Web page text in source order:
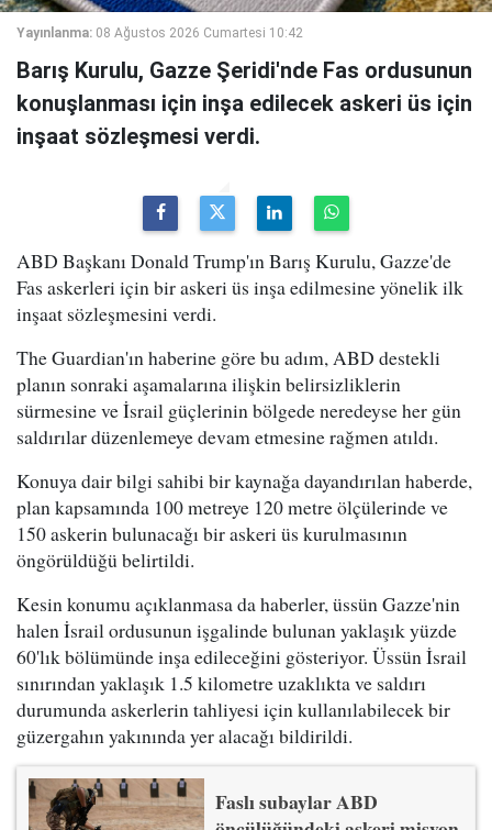
Yayınlanma: 08 Ağustos 2026 Cumartesi 10:42
Barış Kurulu, Gazze Şeridi'nde Fas ordusunun
konuşlanması için inşa edilecek askeri üs için
inşaat sözleşmesi verdi.
ABD Başkanı Donald Trump'ın Barış Kurulu, Gazze'de
Fas askerleri için bir askeri üs inşa edilmesine yönelik ilk
inşaat sözleşmesini verdi.
The Guardian'ın haberine göre bu adım, ABD destekli
planın sonraki aşamalarına ilişkin belirsizliklerin
sürmesine ve İsrail güçlerinin bölgede neredeyse her gün
saldırılar düzenlemeye devam etmesine rağmen atıldı.
Konuya dair bilgi sahibi bir kaynağa dayandırılan haberde,
plan kapsamında 100 metreye 120 metre ölçülerinde ve
150 askerin bulunacağı bir askeri üs kurulmasının
öngörüldüğü belirtildi.
Kesin konumu açıklanmasa da haberler, üssün Gazze'nin
halen İsrail ordusunun işgalinde bulunan yaklaşık yüzde
60'lık bölümünde inşa edileceğini gösteriyor. Üssün İsrail
sınırından yaklaşık 1.5 kilometre uzaklıkta ve saldırı
durumunda askerlerin tahliyesi için kullanılabilecek bir
güzergahın yakınında yer alacağı bildirildi.
Faslı subaylar ABD